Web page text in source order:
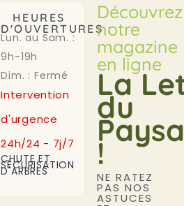
HEURES
D'OUVERTURES :
Lun. au Sam. :
9h-19h
Dim. : Fermé
Intervention
d'urgence
24h/24 - 7j/7
CHUTE ET
SÉCURISATION
D'ARBRES
Découvrez
notre
magazine
en ligne
La
du
!
NE RATEZ
PAS NOS
ASTUCES